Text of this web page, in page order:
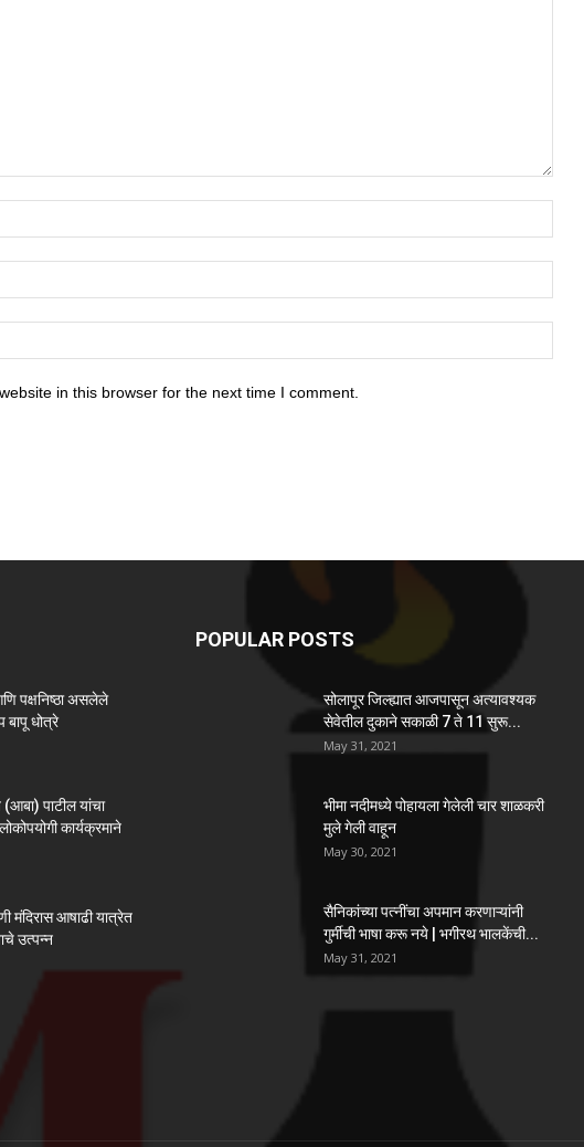
in this browser for the next time I comment.
पक्षनिष्ठा असलेले
बापू धोत्रे
पाटील यांचा
कार्यक्रमाने
मंदिरास आषाढी यात्रेत
उत्पन्न
POPULAR POSTS
सोलापूर जिल्ह्यात आजपासून अत्यावश्यक
सेवेतील दुकाने सकाळी 7 ते 11 सुरू...
May 31, 2021
भीमा नदीमध्ये पोहायला गेलेली चार शाळकरी
मुले गेली वाहून
May 30, 2021
सैनिकांच्या पत्नींचा अपमान करणाऱ्यांनी
गुर्मीची भाषा करू नये | भगीरथ भालकेंची...
May 31, 2021